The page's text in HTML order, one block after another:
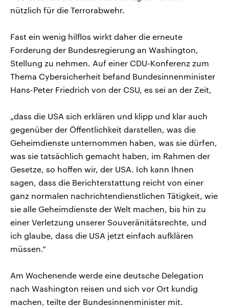
nützlich für die Terrorabwehr.
Fast ein wenig hilflos wirkt daher die erneute
Forderung der Bundesregierung an Washington,
Stellung zu nehmen. Auf einer CDU-Konferenz zum
Thema Cybersicherheit befand Bundesinnenminister
Hans-Peter Friedrich von der CSU, es sei an der Zeit,
„dass die USA sich erklären und klipp und klar auch
gegenüber der Öffentlichkeit darstellen, was die
Geheimdienste unternommen haben, was sie dürfen,
was sie tatsächlich gemacht haben, im Rahmen der
Gesetze, so hoffen wir, der USA. Ich kann Ihnen
sagen, dass die Berichterstattung reicht von einer
ganz normalen nachrichtendienstlichen Tätigkeit, wie
sie alle Geheimdienste der Welt machen, bis hin zu
einer Verletzung unserer Souveränitätsrechte, und
ich glaube, dass die USA jetzt einfach aufklären
müssen.“
Am Wochenende werde eine deutsche Delegation
nach Washington reisen und sich vor Ort kundig
machen, teilte der Bundesinnenminister mit.